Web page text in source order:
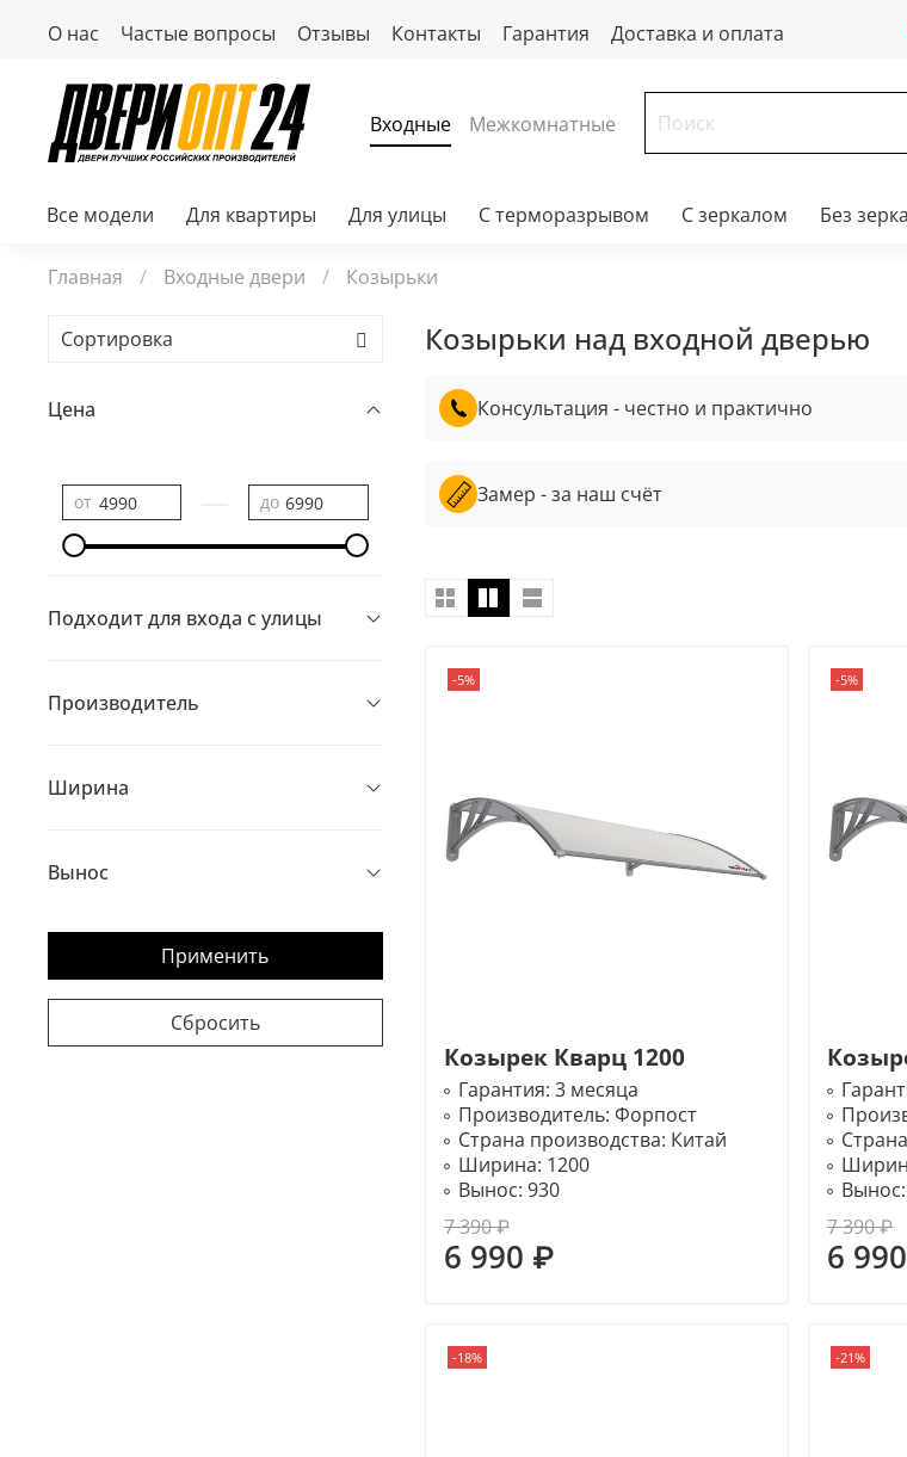
О нас Частые вопросы Отзывы Контакты Гарантия Доставка и оплата
Входные Межкомнатные
Все модели Для квартиры Для улицы С терморазрывом С зеркалом Без
Главная Входные двери Козырьки
Козырьки над входной дверью
Консультация - честно и практично
Замер - за наш счёт
-5%
Козырек Кварц 1200
Гарантия: 3 месяца
Производитель: Форпост
Страна производства: Китай
Ширина: 1200
Вынос: 930
7 390 ₽
6 990 ₽
-5%
7 390 ₽
6
-18% -21%
Цена
от до
Подходит для входа с улицы
Производитель
Ширина
Вынос
Применить
Сбросить